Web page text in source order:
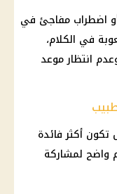
اضطراب مفاجئ في
في الكلام،
انتظار موعد
تكون أكثر فائدة
واضح لمشاركة